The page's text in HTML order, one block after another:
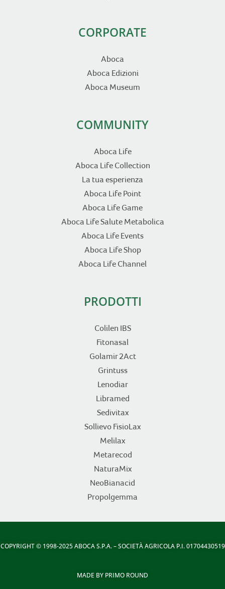
CORPORATE
Aboca
Aboca Edizioni
Aboca Museum
COMMUNITY
Aboca Life
Aboca Life Collection
La tua esperienza
Aboca Life Point
Aboca Life Game
Aboca Life Salute Metabolica
Aboca Life Events
Aboca Life Shop
Aboca Life Channel
PRODOTTI
Colilen IBS
Fitonasal
Golamir 2Act
Grintuss
Lenodiar
Libramed
Sedivitax
Sollievo FisioLax
Melilax
Metarecod
NaturaMix
NeoBianacid
Propolgemma
COPYRIGHT© 1998-2025 ABOCA S.P.A. – SOCIETÀ AGRICOLA P.I. 01704430519
MADE BY PRIMO ROUND